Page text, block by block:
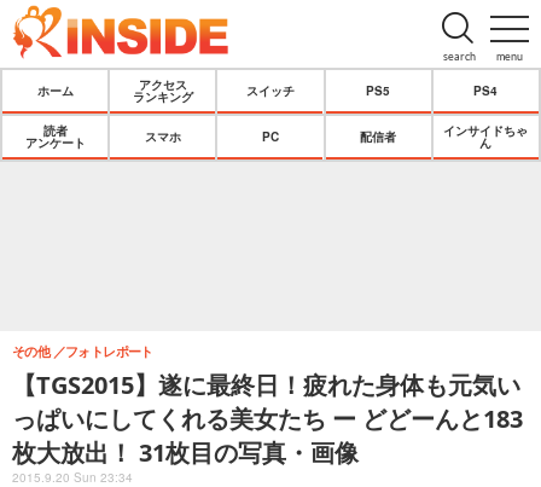
menu
search
ホーム
アクセス
ランキング
スイッチ PS5 PS4
読者
アンケート
スマホ PC 配信者
インサイドちゃ
ん
【TGS2015】遂に最終日！疲れた身体も元気い
っぱいにしてくれる美女たち ー どどーんと183
枚大放出！ 31枚目の写真・画像
その他 フォトレポート
2015.9.20 Sun 23:34